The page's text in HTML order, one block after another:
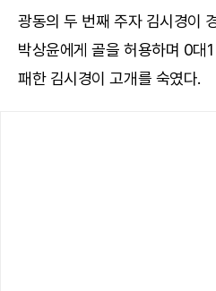
광동의 두 번째 주자 김시경이
박상윤에게 골을 허용하며 0대
패한 김시경이 고개를 숙였다.